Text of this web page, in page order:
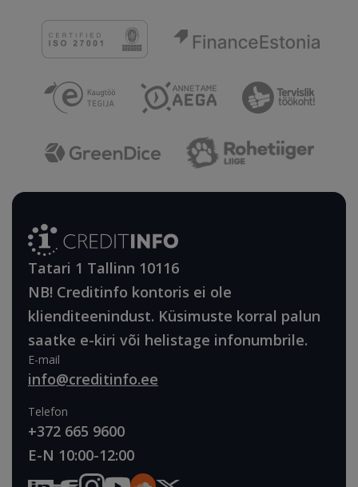
Tatari 1 Tallinn 10116
NB! Creditinfo kontoris ei ole
klienditeenindust. Küsimuste korral palun
saatke e-kiri või helistage infonumbrile.
E-mail
info@creditinfo.ee
Telefon
+372 665 9600
E-N 10:00-12:00